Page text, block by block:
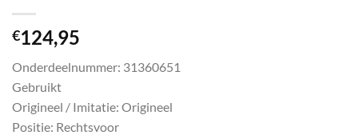
€124,95
Onderdeelnummer: 31360651
Gebruikt
Origineel / Imitatie: Origineel
Positie: Rechtsvoor